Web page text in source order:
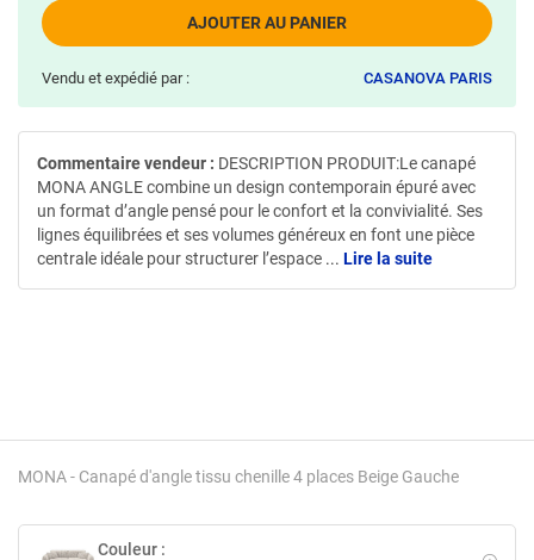
MONA - Canapé d'angle tissu chenille 4 places Beige Gauche
Couleur :
AJOUTER AU PANIER
Vendu et expédié par : CASANOVA PARIS
Commentaire vendeur : DESCRIPTION PRODUIT:Le canapé
MONA ANGLE combine un design contemporain épuré avec
un format d’angle pensé pour le confort et la convivialité. Ses
lignes équilibrées et ses volumes généreux en font une pièce
centrale idéale pour structurer l’espace ... Lire la suite